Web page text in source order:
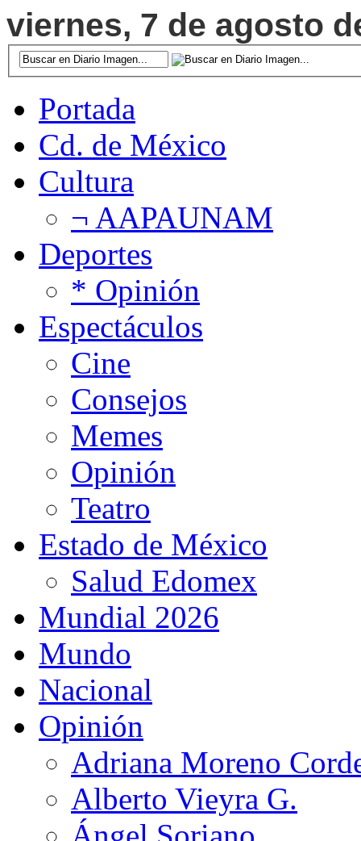
viernes, 7 de agosto
Portada
Cd. de México
Cultura
¬ AAPAUNAM
Deportes
* Opinión
Espectáculos
Cine
Consejos
Memes
Opinión
Teatro
Estado de México
Salud Edomex
Mundial 2026
Mundo
Nacional
Opinión
Adriana Moreno
Alberto Vieyra G.